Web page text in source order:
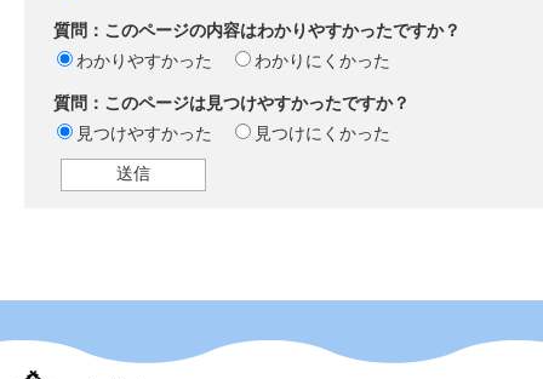
質問：このページの内容はわかりやすかったですか？
わかりやすかった
わかりにくかった
質問：このページは見つけやすかったですか？
見つけやすかった
見つけにくかった